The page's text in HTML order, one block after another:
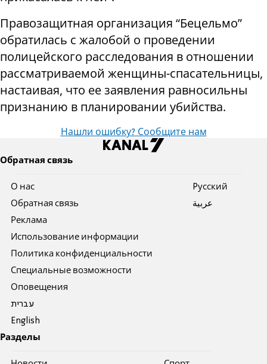
Правозащитная организация “Бецельмо”
обратилась с жалобой о проведении
полицейского расследования в отношении
рассматриваемой женщины-спасательницы,
настаивая, что ее заявления равносильны
признанию в планировании убийства.
Нашли ошибку? Сообщите нам
Обратная связь
О нас
Обратная связь
Реклама
Использование информации
Политика конфиденциальности
Специальные возможности
Оповещения
עברית
English
Pусский
عربية
Разделы